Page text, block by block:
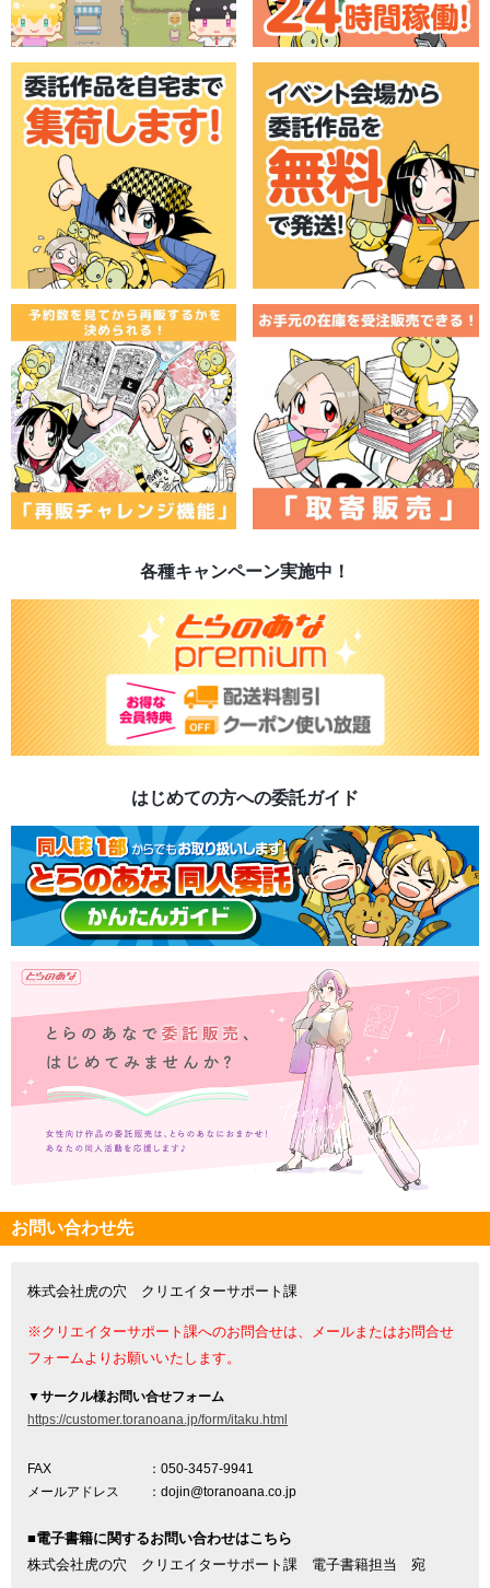
各種キャンペーン実施中！
はじめての方への委託ガイド
お問い合わせ先
株式会社虎の穴 クリエイターサポート課
※クリエイターサポート課へのお問合せは、メールまたはお問合せ
フォームよりお願いいたします。
▼サークル様お問い合せフォーム
https://customer.toranoana.jp/form/itaku.html
FAX
：050-3457-9941
メールアドレス
：dojin@toranoana.co.jp
■電子書籍に関するお問い合わせはこちら
株式会社虎の穴 クリエイターサポート課 電子書籍担当 宛